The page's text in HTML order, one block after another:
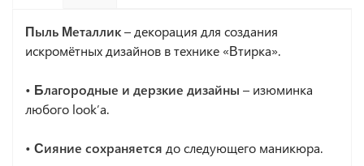
Пыль Металлик– декорация для создания
искромётных дизайнов в технике «Втирка».
• Благородные и дерзкие дизайны – изюминка
любого look’a.
• Сияние сохраняется до следующего маникюра.